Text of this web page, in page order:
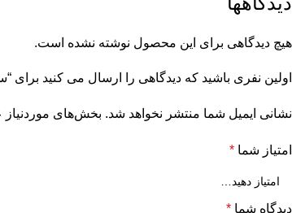
هیچ دیدگاهی برای این محصول نوشته نشده است.
اولین نفری باشید که دیدگاهی را ارسال می کنید برای “ساحلی
نشانی ایمیل شما منتشر نخواهد شد. بخش‌های موردنیاز
امتیاز شما *
دیدگاه شما *